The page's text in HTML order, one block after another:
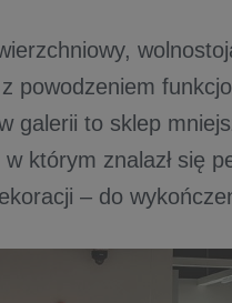
powodzeniem
galerii to sklep
którym znalazł się
– do